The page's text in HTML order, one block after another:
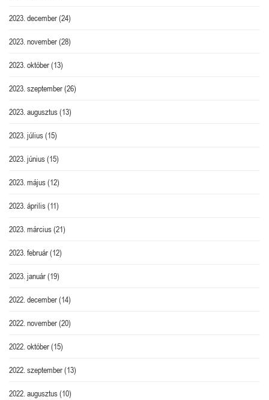
2023. december(24)
2023. november(28)
2023. október(13)
2023. szeptember(26)
2023. augusztus(13)
2023. július(15)
2023. június(15)
2023. május(12)
2023. április(11)
2023. március(21)
2023. február(12)
2023. január(19)
2022. december(14)
2022. november(20)
2022. október(15)
2022. szeptember(13)
2022. augusztus(10)